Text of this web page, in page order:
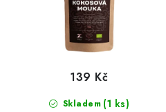
Skladem (1 ks)
139 Kč